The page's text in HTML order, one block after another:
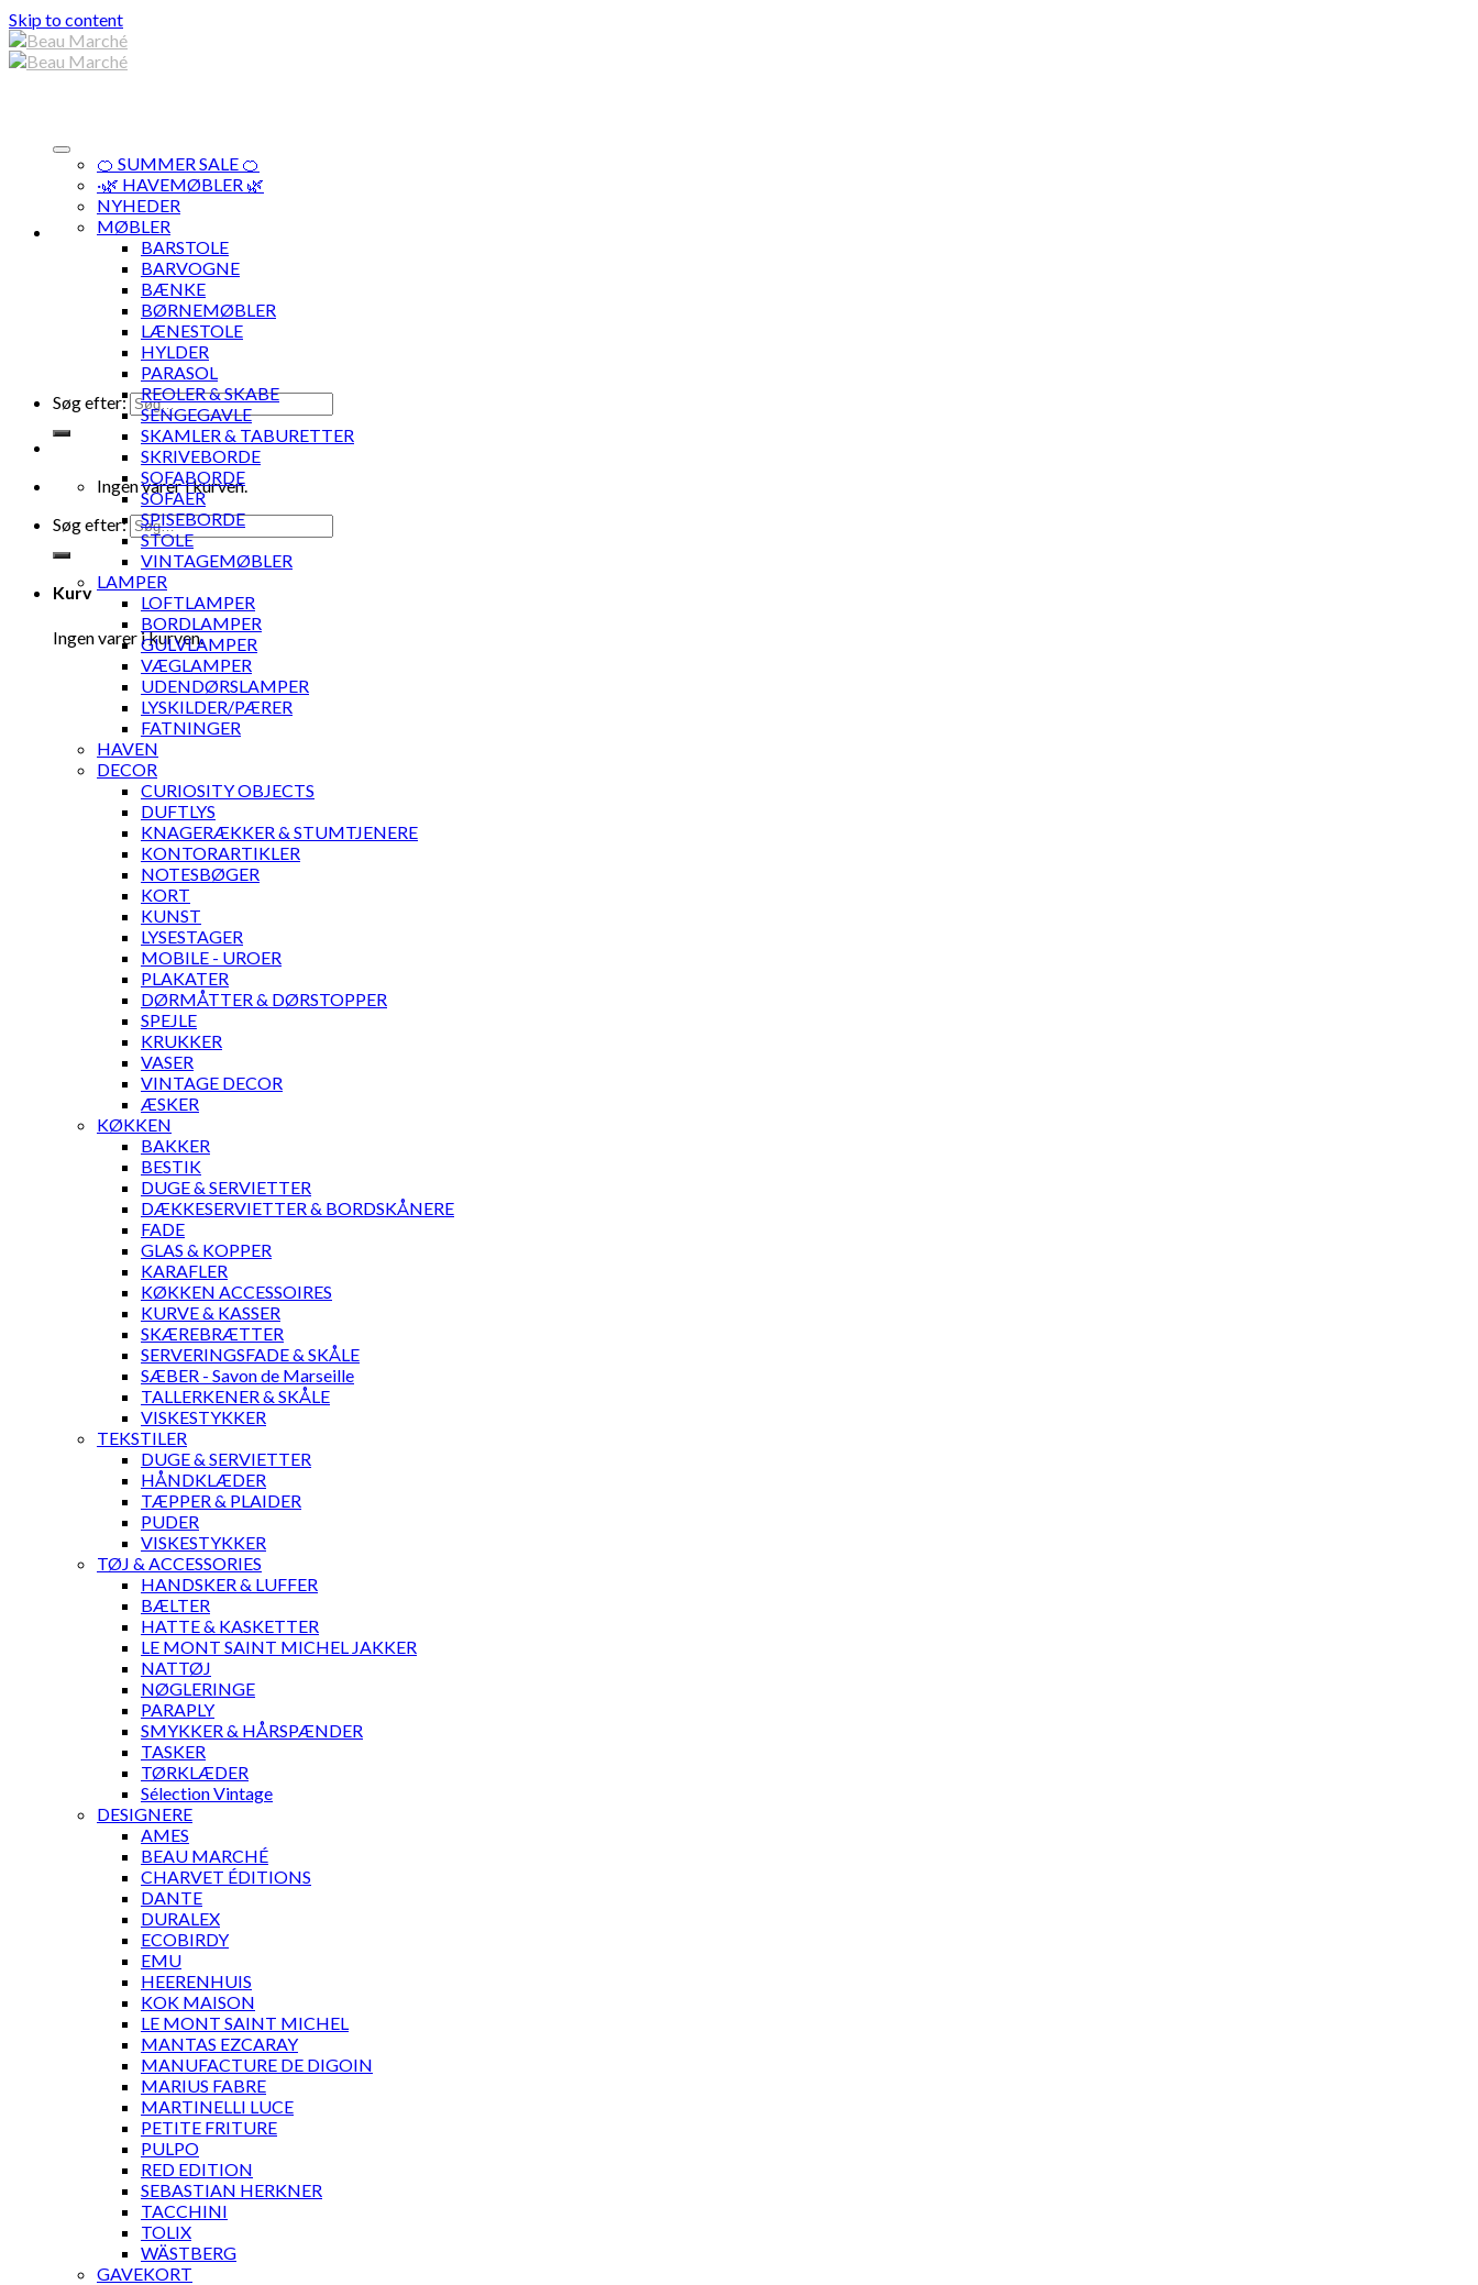
Skip to content
Søg efter:
Ingen varer i kurven.
Søg efter:
Kurv
Ingen varer i kurven.
🍊 SUMMER SALE 🍊
·🌿 HAVEMØBLER 🌿
NYHEDER
MØBLER
BARSTOLE
BARVOGNE
BÆNKE
BØRNEMØBLER
LÆNESTOLE
HYLDER
PARASOL
REOLER & SKABE
SENGEGAVLE
SKAMLER & TABURETTER
SKRIVEBORDE
SOFABORDE
SOFAER
SPISEBORDE
STOLE
VINTAGEMØBLER
LAMPER
LOFTLAMPER
BORDLAMPER
GULVLAMPER
VÆGLAMPER
UDENDØRSLAMPER
LYSKILDER/PÆRER
FATNINGER
HAVEN
DECOR
CURIOSITY OBJECTS
DUFTLYS
KNAGERÆKKER & STUMTJENERE
KONTORARTIKLER
NOTESBØGER
KORT
KUNST
LYSESTAGER
MOBILE - UROER
PLAKATER
DØRMÅTTER & DØRSTOPPER
SPEJLE
KRUKKER
VASER
VINTAGE DECOR
ÆSKER
KØKKEN
BAKKER
BESTIK
DUGE & SERVIETTER
DÆKKESERVIETTER & BORDSKÅNERE
FADE
GLAS & KOPPER
KARAFLER
KØKKEN ACCESSOIRES
KURVE & KASSER
SKÆREBRÆTTER
SERVERINGSFADE & SKÅLE
SÆBER - Savon de Marseille
TALLERKENER & SKÅLE
VISKESTYKKER
TEKSTILER
DUGE & SERVIETTER
HÅNDKLÆDER
TÆPPER & PLAIDER
PUDER
VISKESTYKKER
TØJ & ACCESSORIES
HANDSKER & LUFFER
BÆLTER
HATTE & KASKETTER
LE MONT SAINT MICHEL JAKKER
NATTØJ
NØGLERINGE
PARAPLY
SMYKKER & HÅRSPÆNDER
TASKER
TØRKLÆDER
Sélection Vintage
DESIGNERE
AMES
BEAU MARCHÉ
CHARVET ÉDITIONS
DANTE
DURALEX
ECOBIRDY
EMU
HEERENHUIS
KOK MAISON
LE MONT SAINT MICHEL
MANTAS EZCARAY
MANUFACTURE DE DIGOIN
MARIUS FABRE
MARTINELLI LUCE
PETITE FRITURE
PULPO
RED EDITION
SEBASTIAN HERKNER
TACCHINI
TOLIX
WÄSTBERG
GAVEKORT